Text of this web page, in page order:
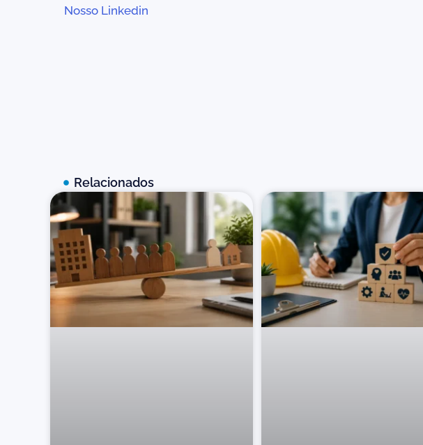
Nosso Linkedin
Relacionados